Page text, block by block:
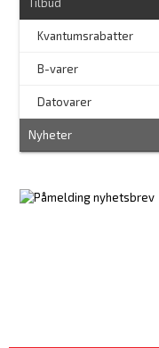
Kvantumsrabatter
B-varer
Datovarer
Nyheter